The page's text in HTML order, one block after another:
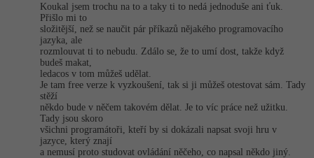
Koukal jsem trochu na to a taky ti to nedá jednoduše ani ťuk.
Přišlo mi to
složitější, než se naučit pár příkazů nějakého programovacího
jazyka, ale
rozmlouvat ti to nebudu. Zdálo se, že to umí dost, takže když
budeš makat,
ledacos v tom můžeš udělat.
Je tam free verze k vyzkoušení, tak si ji můžeš otestovat sám. Tady
stěží
někdo bude v něčem takovém dělat. Je to víc práce než užitku.
Tady jsou skoro
všichni programátoři, kteří by si dokázali napsat svoji hru v
jazyce, který znají
a nemusí proto studovat ovládání něčeho, co napsal někdo jiný.